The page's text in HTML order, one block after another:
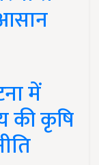
में
की कृषि